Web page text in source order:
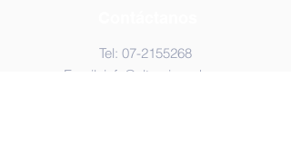
Tel: 07-2155268
Email: info@altamira.edu.ec